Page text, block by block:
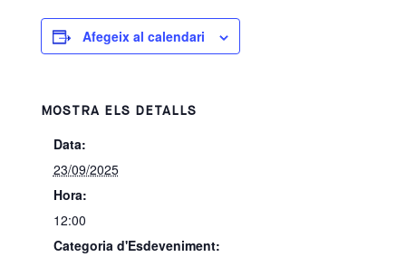
Afegeix al calendari
MOSTRA ELS DETALLS
Data:
23/09/2025
Hora:
12:00
Categoria d'Esdeveniment: